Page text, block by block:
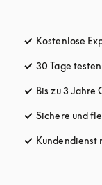
Kostenlose
30 Tage testen
Bis zu 3 Jahre
Sichere und
Kundendienst